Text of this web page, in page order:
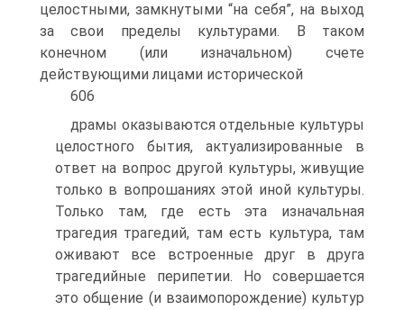
целостными, замкнутыми “на себя”, на выход
за свои пределы культурами. В таком
конечном (или изначальном) счете
действующими лицами исторической
606
драмы оказываются отдельные культуры
целостного бытия, актуализированные в
ответ на вопрос другой культуры, живущие
только в вопрошаниях этой иной культуры.
Только там, где есть эта изначальная
трагедия трагедий, там есть культура, там
оживают все встроенные друг в друга
трагедийные перипетии. Но совершается
это общение (и взаимопорождение) культур